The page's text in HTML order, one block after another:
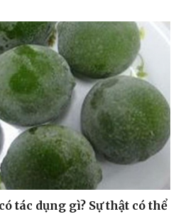
tác dụng gì? Sự thật có thể